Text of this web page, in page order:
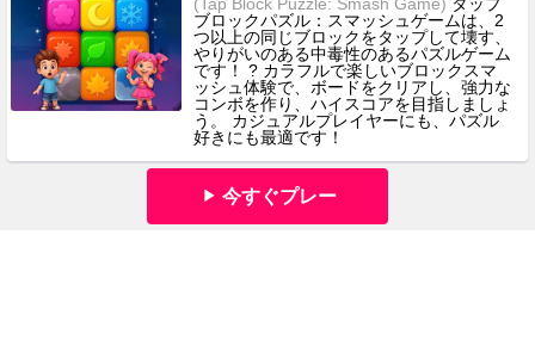
ブロックパズル：スマッシュゲームは、2
つ以上の同じブロックをタップして壊す、
やりがいのある中毒性のあるパズルゲーム
です！ ? カラフルで楽しいブロックスマ
ッシュ体験で、ボードをクリアし、強力な
コンボを作り、ハイスコアを目指しましょ
う。 カジュアルプレイヤーにも、パズル
好きにも最適です！
今すぐプレー